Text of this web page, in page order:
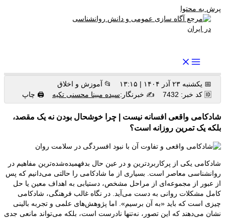
پرش به محتوا
📅 یکشنبه ۲۳ آذر ۱۴۰۴ | ۱۳:۱۵
📂 آموزش و اخلاق
🆔 کد خبر: 7432
✍️ خبرنگار:سیده مبینا محسنی تکیه 🖨 چاپ
شادکامی واقعی افسانه نیست | چرا خوشحال بودن نه یک مقصد،
بلکه یک تمرین روزانه است؟
شادکامی یکی از پرکاربردترین و در عین حال بدفهمیده‌شده‌ترین مفاهیم در
روانشناسی معاصر است. بسیاری از ما شادکامی را حالتی می‌دانیم که پس
از عبور از مجموعه‌ای از مراحل مشخص، دستیابی به اهداف معین یا حل
کامل مشکلات روانی به دست می‌آید. در نگاه غالب فرهنگی، شادکامی
چیزی است که باید «به آن برسیم». اما پژوهش‌های علمی و تجربه بالینی
نشان می‌دهند که این تصور، نه‌تنها نادرست است، بلکه می‌تواند مانعی جدی